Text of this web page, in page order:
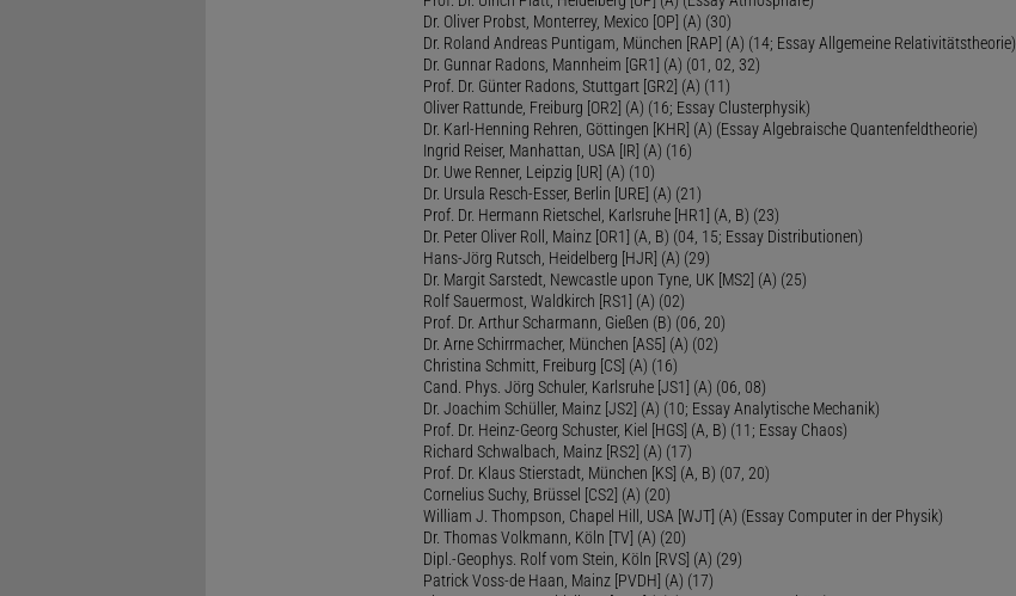
Dr. Oliver Probst, Monterrey, Mexico [OP] (A) (30)
Dr. Roland Andreas Puntigam, München [RAP] (A) (14; Essay Allgemeine Relativitätstheorie)
Dr. Gunnar Radons, Mannheim [GR1] (A) (01, 02, 32)
Prof. Dr. Günter Radons, Stuttgart [GR2] (A) (11)
Oliver Rattunde, Freiburg [OR2] (A) (16; Essay Clusterphysik)
Dr. Karl-Henning Rehren, Göttingen [KHR] (A) (Essay Algebraische Quantenfeldtheorie)
Ingrid Reiser, Manhattan, USA [IR] (A) (16)
Dr. Uwe Renner, Leipzig [UR] (A) (10)
Dr. Ursula Resch-Esser, Berlin [URE] (A) (21)
Prof. Dr. Hermann Rietschel, Karlsruhe [HR1] (A, B) (23)
Dr. Peter Oliver Roll, Mainz [OR1] (A, B) (04, 15; Essay Distributionen)
Hans-Jörg Rutsch, Heidelberg [HJR] (A) (29)
Dr. Margit Sarstedt, Newcastle upon Tyne, UK [MS2] (A) (25)
Rolf Sauermost, Waldkirch [RS1] (A) (02)
Prof. Dr. Arthur Scharmann, Gießen (B) (06, 20)
Dr. Arne Schirrmacher, München [AS5] (A) (02)
Christina Schmitt, Freiburg [CS] (A) (16)
Cand. Phys. Jörg Schuler, Karlsruhe [JS1] (A) (06, 08)
Dr. Joachim Schüller, Mainz [JS2] (A) (10; Essay Analytische Mechanik)
Prof. Dr. Heinz-Georg Schuster, Kiel [HGS] (A, B) (11; Essay Chaos)
Richard Schwalbach, Mainz [RS2] (A) (17)
Prof. Dr. Klaus Stierstadt, München [KS] (A, B) (07, 20)
Cornelius Suchy, Brüssel [CS2] (A) (20)
William J. Thompson, Chapel Hill, USA [WJT] (A) (Essay Computer in der Physik)
Dr. Thomas Volkmann, Köln [TV] (A) (20)
Dipl.-Geophys. Rolf vom Stein, Köln [RVS] (A) (29)
Patrick Voss-de Haan, Mainz [PVDH] (A) (17)